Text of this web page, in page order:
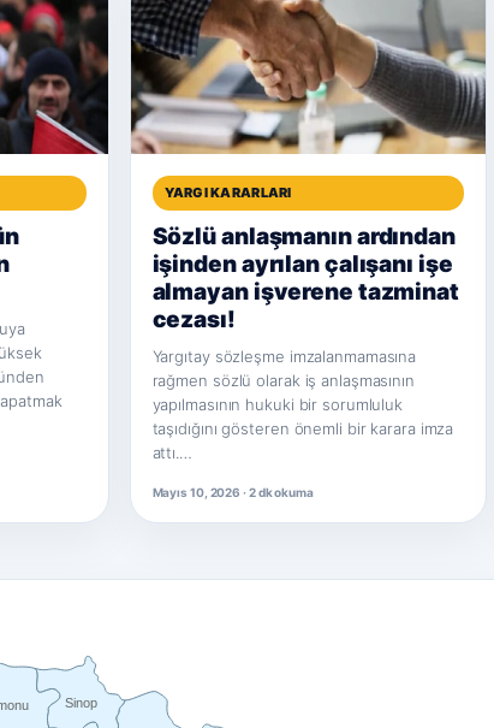
YARGI KARARLARI
Sözlü anlaşmanın ardından
işinden ayrılan çalışanı işe
almayan işverene tazminat
cezası!
Yargıtay sözleşme imzalanmamasına
rağmen sözlü olarak iş anlaşmasının
yapılmasının hukuki bir sorumluluk
taşıdığını gösteren önemli bir karara imza
attı.…
Mayıs 10, 2026 · 2 dk okuma
Sinop